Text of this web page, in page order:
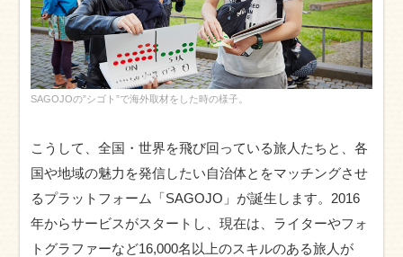
SAGOJOの”シゴト”で海外取材をした時の様子。
こうして、全国・世界を飛び回っている旅人たちと、各
国や地域の魅力を発信したい自治体とをマッチングさせ
るプラットフォーム「SAGOJO」が誕生します。2016
年からサービスがスタートし、現在は、ライターやフォ
トグラファーなど16,000名以上のスキルのある旅人が